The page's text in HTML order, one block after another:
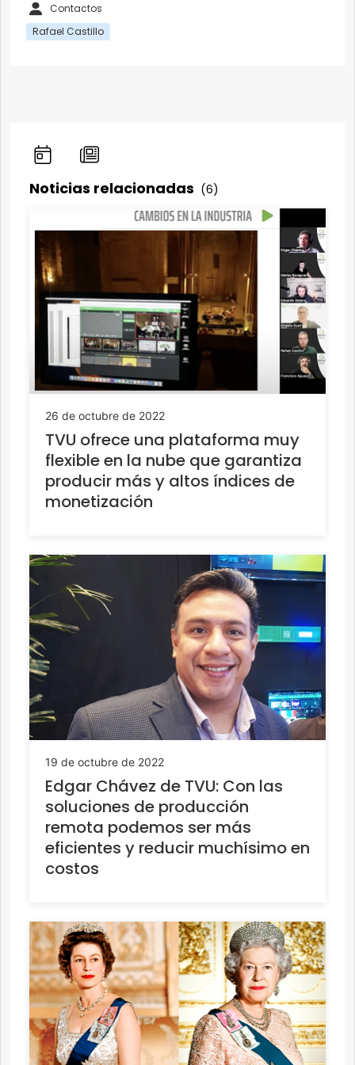
Contactos
Rafael Castillo
Noticias relacionadas (6)
26 de octubre de 2022
TVU ofrece una plataforma muy
flexible en la nube que garantiza
producir más y altos índices de
monetización
19 de octubre de 2022
Edgar Chávez de TVU: Con las
soluciones de producción
remota podemos ser más
eficientes y reducir muchísimo en
costos